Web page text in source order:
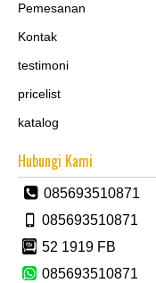
Pemesanan
Kontak
testimoni
pricelist
katalog
Hubungi Kami
085693510871
085693510871
52 1919 FB
085693510871